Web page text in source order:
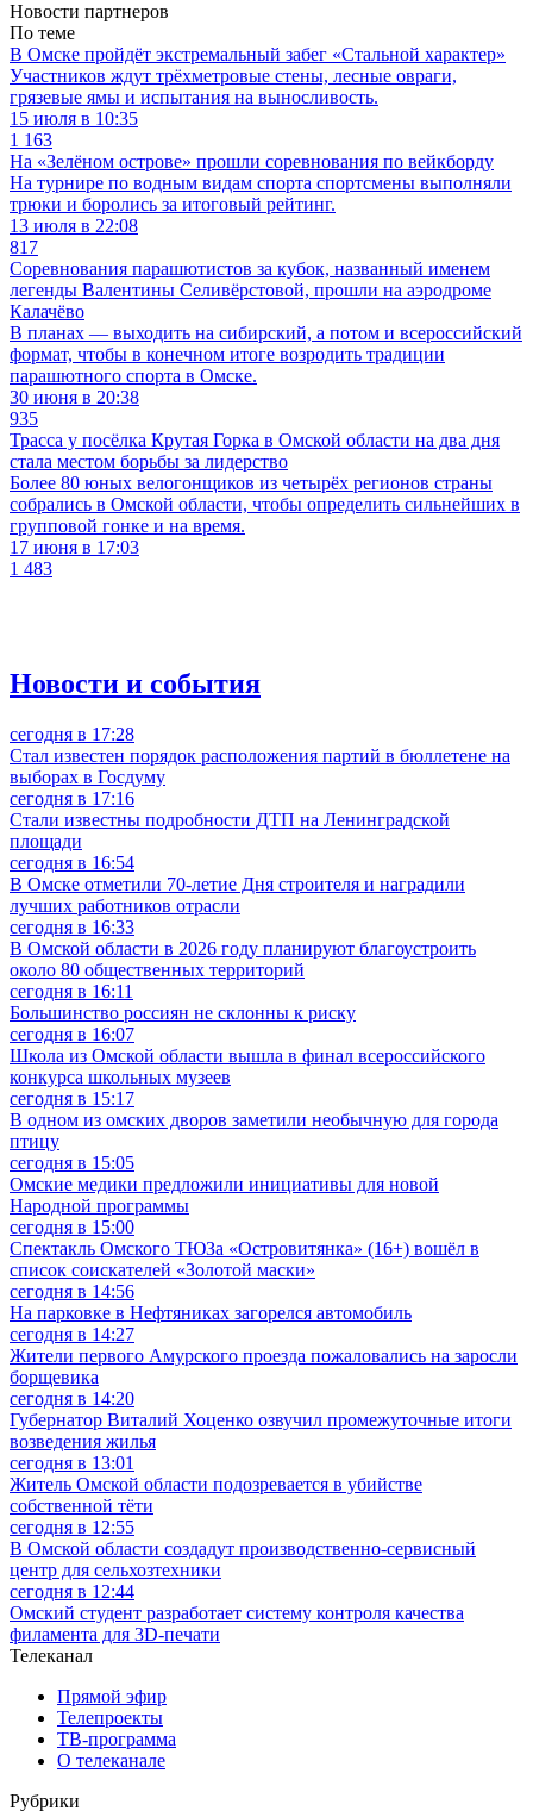
Новости партнеров
По теме
В Омске пройдёт экстремальный забег «Стальной характер»
Участников ждут трёхметровые стены, лесные овраги,
грязевые ямы и испытания на выносливость.
15 июля в 10:35
1 163
На «Зелёном острове» прошли соревнования по вейкборду
На турнире по водным видам спорта спортсмены выполняли
трюки и боролись за итоговый рейтинг.
13 июля в 22:08
817
Соревнования парашютистов за кубок, названный именем
легенды Валентины Селивёрстовой, прошли на аэродроме
Калачёво
В планах — выходить на сибирский, а потом и всероссийский
формат, чтобы в конечном итоге возродить традиции
парашютного спорта в Омске.
30 июня в 20:38
935
Трасса у посёлка Крутая Горка в Омской области на два дня
стала местом борьбы за лидерство
Более 80 юных велогонщиков из четырёх регионов страны
собрались в Омской области, чтобы определить сильнейших в
групповой гонке и на время.
17 июня в 17:03
1 483
Новости и события
сегодня в 17:28
Стал известен порядок расположения партий в бюллетене на
выборах в Госдуму
сегодня в 17:16
Стали известны подробности ДТП на Ленинградской
площади
сегодня в 16:54
В Омске отметили 70-летие Дня строителя и наградили
лучших работников отрасли
сегодня в 16:33
В Омской области в 2026 году планируют благоустроить
около 80 общественных территорий
сегодня в 16:11
Большинство россиян не склонны к риску
сегодня в 16:07
Школа из Омской области вышла в финал всероссийского
конкурса школьных музеев
сегодня в 15:17
В одном из омских дворов заметили необычную для города
птицу
сегодня в 15:05
Омские медики предложили инициативы для новой
Народной программы
сегодня в 15:00
Спектакль Омского ТЮЗа «Островитянка» (16+) вошёл в
список соискателей «Золотой маски»
сегодня в 14:56
На парковке в Нефтяниках загорелся автомобиль
сегодня в 14:27
Жители первого Амурского проезда пожаловались на заросли
борщевика
сегодня в 14:20
Губернатор Виталий Хоценко озвучил промежуточные итоги
возведения жилья
сегодня в 13:01
Житель Омской области подозревается в убийстве
собственной тёти
сегодня в 12:55
В Омской области создадут производственно-сервисный
центр для сельхозтехники
сегодня в 12:44
Омский студент разработает систему контроля качества
филамента для 3D-печати
Телеканал
Прямой эфир
Телепроекты
ТВ-программа
О телеканале
Рубрики